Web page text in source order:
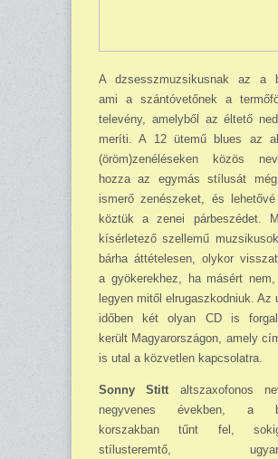
A dzsesszmuzsikusnak az a
ami a szántóvetőnek a
televény, amelyből az éltető
meríti. A 12 ütemű blues az
(öröm)zenéléseken közös
hozza az egymás stílusát
ismerő zenészeket, és
köztük a zenei párbeszédet.
kísérletező szellemű
bárha áttételesen, olykor
a gyökerekhez, ha másért
legyen mitől elrugaszkodniuk. Az
időben két olyan CD is
került Magyarországon, amely
is utal a közvetlen kapcsolatra.
Sonny Stitt altszaxofonos
negyvenes években, a
korszakban tűnt fel,
stílusteremtő,